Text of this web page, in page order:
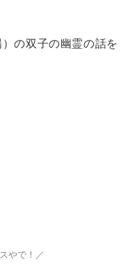
の双子の幽霊の話を
やで！／